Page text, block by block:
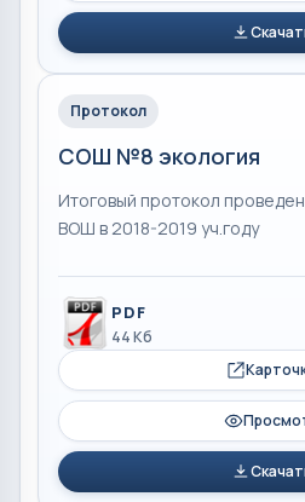
Протокол
СОШ №8 экология
Итоговый протокол
ВОШ в 2018-2019 уч.году
PDF
44 Кб